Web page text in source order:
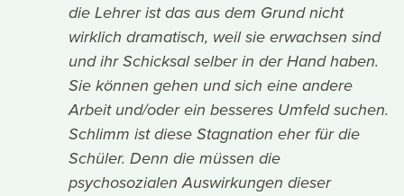
die Lehrer ist das aus dem Grund nicht
wirklich dramatisch, weil sie erwachsen sind
und ihr Schicksal selber in der Hand haben.
Sie können gehen und sich eine andere
Arbeit und/oder ein besseres Umfeld suchen.
Schlimm ist diese Stagnation eher für die
Schüler. Denn die müssen die
psychosozialen Auswirkungen dieser